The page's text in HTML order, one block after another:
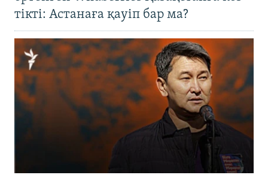
тікті: Астанаға қауіп бар ма?